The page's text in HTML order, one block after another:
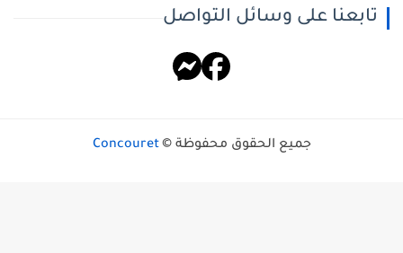
تابعنا على وسائل التواصل
جميع الحقوق محفوظة © Concouret